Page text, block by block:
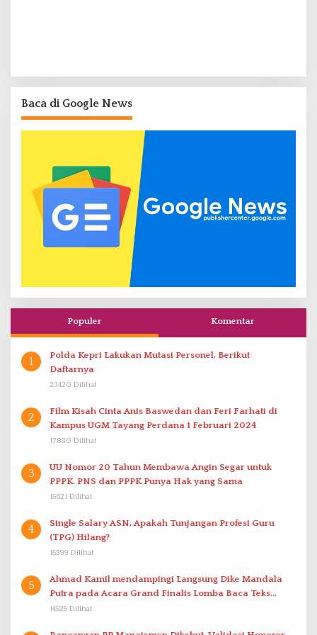
Baca di Google News
Populer Komentar
1
Polda Kepri Lakukan Mutasi Personel, Berikut
Daftarnya
23420 Dilihat
2
Film Kisah Cinta Anis Baswedan dan Feri Farhati di
Kampus UGM Tayang Perdana 1 Februari 2024
17830 Dilihat
3
UU Nomor 20 Tahun Membawa Angin Segar untuk
PPPK. PNS dan PPPK Punya Hak yang Sama
15621 Dilihat
4
Single Salary ASN, Apakah Tunjangan Profesi Guru
(TPG) Hilang?
15399 Dilihat
5
Ahmad Kamil mendampingi Langsung Dike Mandala
Putra pada Acara Grand Finalis Lomba Baca Teks
Proklamasi Mirip Bung Karno di Bali
14525 Dilihat